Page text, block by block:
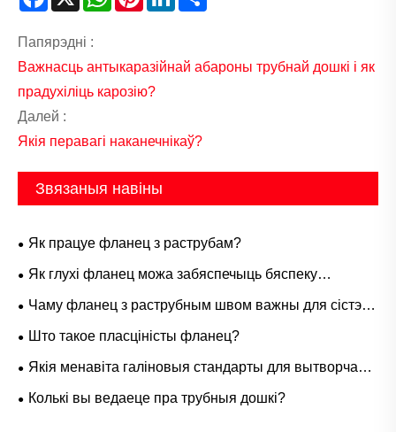
Папярэдні :
Важнасць антыкаразійнай абароны трубнай дошкі і як
прадухіліць карозію?
Далей :
Якія перавагі наканечнікаў?
Звязаныя навіны
Як працуе фланец з раструбам?
Як глухі фланец можа забяспечыць бяспеку
трубаправода і лёгкае абслугоўванне?
Чаму фланец з раструбным швом важны для сістэм
трубаправодаў высокага ціску?
Што такое пласціністы фланец?
Якія менавіта галіновыя стандарты для вытворчасці
нарыхтовак
Колькі вы ведаеце пра трубныя дошкі?